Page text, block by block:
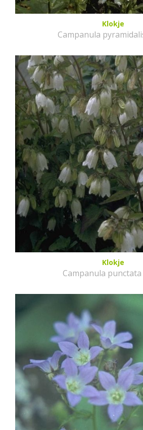
Klokje
Campanula
Klokje
Campanula